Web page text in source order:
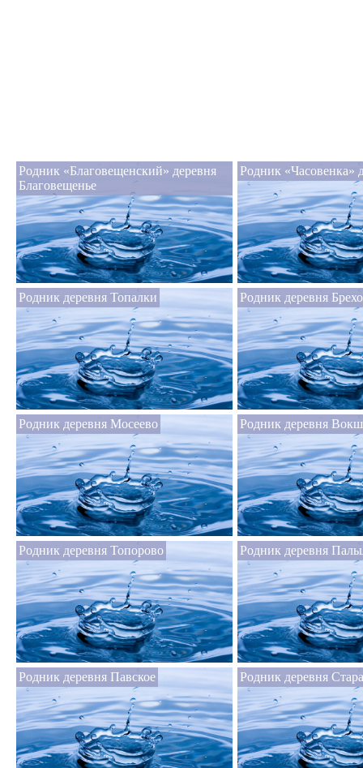
Родник «Благовещенский» деревня
Благовещенье
Родник «Часовенка»
Родник деревня Топалки Родник деревня
Родник деревня Мосеево Родник деревня
Родник деревня Топорово Родник деревня
Родник деревня Павское Родник деревня